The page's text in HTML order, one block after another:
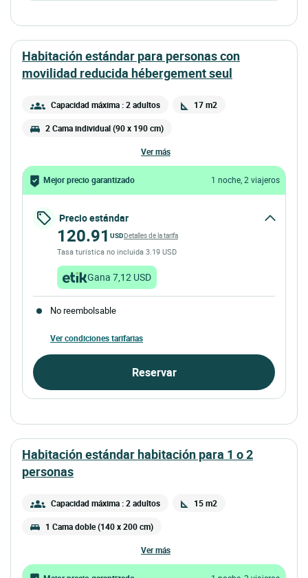
habitación estándar para personas con
movilidad reducida hébergement seul
Capacidad máxima : 2 adultos 17 m2
2 Cama individual (90 x 190 cm)
ver más
Mejor precio garantizado 1 noche, 2 viajeros
Precio estándar
120.91 USDDetalles de la tarifa
Tasa turística no incluida 3.19 USD
Gana 7,12 USD
No reembolsable
Ver condiciones tarifarias
Reservar
habitación estándar habitación para 1 o 2
personas
Capacidad máxima : 2 adultos 15 m2
1 Cama doble (140 x 200 cm)
ver más